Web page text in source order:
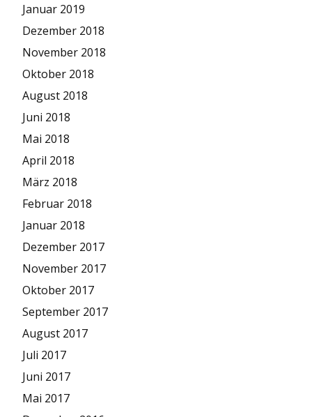
Januar 2019
Dezember 2018
November 2018
Oktober 2018
August 2018
Juni 2018
Mai 2018
April 2018
März 2018
Februar 2018
Januar 2018
Dezember 2017
November 2017
Oktober 2017
September 2017
August 2017
Juli 2017
Juni 2017
Mai 2017